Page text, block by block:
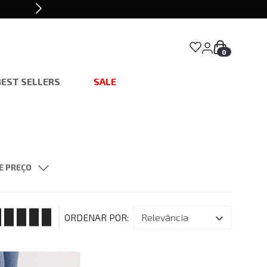
0
SELLERS SALE
PREÇO
relevância